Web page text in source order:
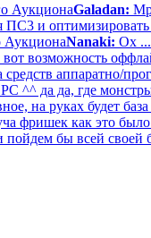
АукционаGaladan:
ПС3 и
АукционаNanaki: Ох ...
возможность
аппаратно/
^^ да да, где
на руках будет
фришек как это было
бы всей своей